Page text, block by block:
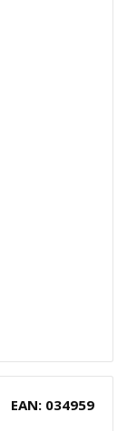
EAN: 034959